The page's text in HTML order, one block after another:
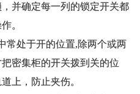
并确定每一列的锁定开关都
。
常处于开的位置,除两个或两
密集柜的开关拨到关的位
上，防止夹伤。